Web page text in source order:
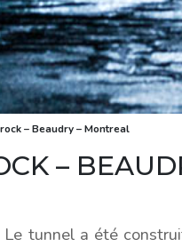
– Beaudry – Montreal
–
Le tunnel a été